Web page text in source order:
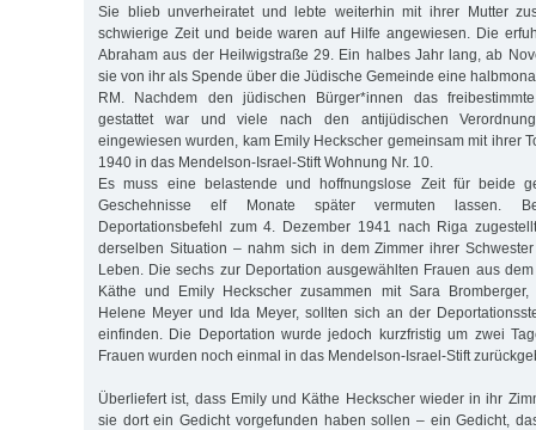
Sie blieb unverheiratet und lebte weiterhin mit ihrer Mutter
schwierige Zeit und beide waren auf Hilfe angewiesen. Die
Abraham aus der Heilwigstraße 29. Ein halbes Jahr lang, ab
sie von ihr als Spende über die Jüdische Gemeinde eine
RM. Nachdem den jüdischen Bürger*innen das
gestattet war und viele nach den antijüdischen
eingewiesen wurden, kam Emily Heckscher gemeinsam mit ihrer
1940 in das Mendelson-Israel-Stift Wohnung Nr. 10.
Es muss eine belastende und hoffnungslose Zeit für beide
Geschehnisse elf Monate später vermuten lassen.
Deportationsbefehl zum 4. Dezember 1941 nach Riga
derselben Situation – nahm sich in dem Zimmer ihrer
Leben. Die sechs zur Deportation ausgewählten Frauen aus
Käthe und Emily Heckscher zusammen mit Sara Bromberger,
Helene Meyer und Ida Meyer, sollten sich an der
einfinden. Die Deportation wurde jedoch kurzfristig um zwei
Frauen wurden noch einmal in das Mendelson-Israel-Stift
Überliefert ist, dass Emily und Käthe Heckscher wieder in ihr
sie dort ein Gedicht vorgefunden haben sollen – ein Gedicht,